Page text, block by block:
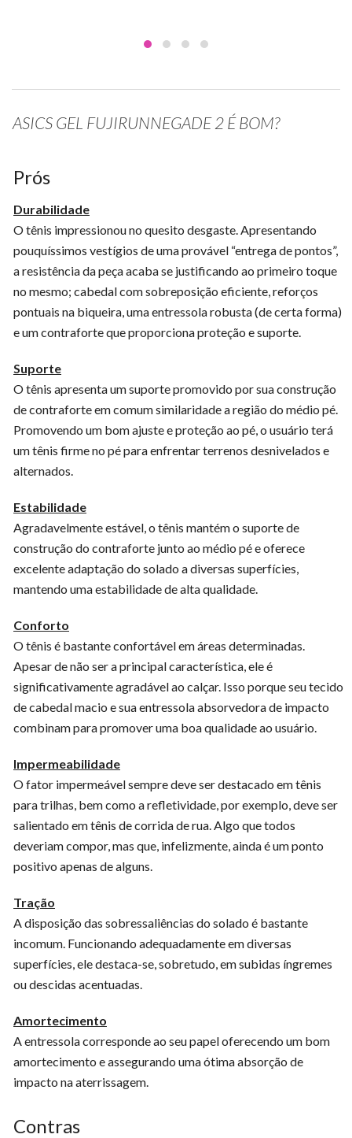
ASICS GEL FUJIRUNNEGADE 2 É BOM?
Prós
Durabilidade
O tênis impressionou no quesito desgaste. Apresentando
pouquíssimos vestígios de uma provável “entrega de pontos”,
a resistência da peça acaba se justificando ao primeiro toque
no mesmo; cabedal com sobreposição eficiente, reforços
pontuais na biqueira, uma entressola robusta (de certa forma)
e um contraforte que proporciona proteção e suporte.
Suporte
O tênis apresenta um suporte promovido por sua construção
de contraforte em comum similaridade a região do médio pé.
Promovendo um bom ajuste e proteção ao pé, o usuário terá
um tênis firme no pé para enfrentar terrenos desnivelados e
alternados.
Estabilidade
Agradavelmente estável, o tênis mantém o suporte de
construção do contraforte junto ao médio pé e oferece
excelente adaptação do solado a diversas superfícies,
mantendo uma estabilidade de alta qualidade.
Conforto
O tênis é bastante confortável em áreas determinadas.
Apesar de não ser a principal característica, ele é
significativamente agradável ao calçar. Isso porque seu tecido
de cabedal macio e sua entressola absorvedora de impacto
combinam para promover uma boa qualidade ao usuário.
Impermeabilidade
O fator impermeável sempre deve ser destacado em tênis
para trilhas, bem como a refletividade, por exemplo, deve ser
salientado em tênis de corrida de rua. Algo que todos
deveriam compor, mas que, infelizmente, ainda é um ponto
positivo apenas de alguns.
Tração
A disposição das sobressaliências do solado é bastante
incomum. Funcionando adequadamente em diversas
superfícies, ele destaca-se, sobretudo, em subidas íngremes
ou descidas acentuadas.
Amortecimento
A entressola corresponde ao seu papel oferecendo um bom
amortecimento e assegurando uma ótima absorção de
impacto na aterrissagem.
Contras